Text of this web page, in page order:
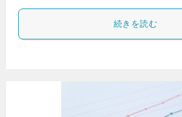
続きを読む